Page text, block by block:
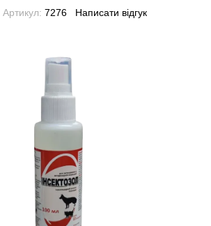
Артикул: 7276 Написати відгук